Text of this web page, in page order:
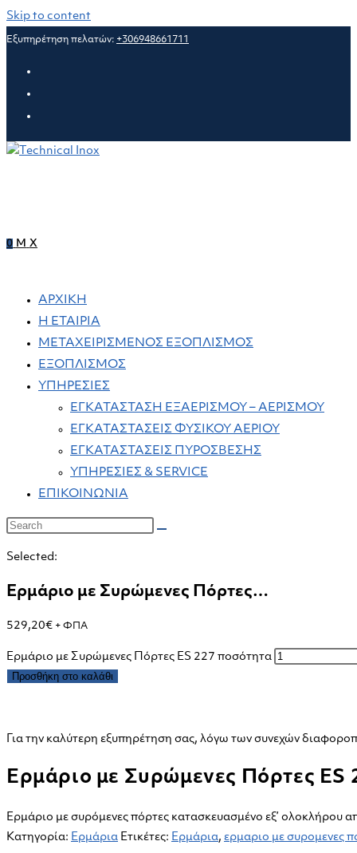
Skip to content
Εξυπηρέτηση πελατών: +306948661711
0 M X
ΑΡΧΙΚΗ
Η ΕΤΑΙΡΙΑ
ΜΕΤΑΧΕΙΡΙΣΜΕΝΟΣ ΕΞΟΠΛΙΣΜΟΣ
ΕΞΟΠΛΙΣΜΟΣ
ΥΠΗΡΕΣΙΕΣ
ΕΓΚΑΤΑΣΤΑΣΗ ΕΞΑΕΡΙΣΜΟΥ – ΑΕΡΙΣΜΟΥ
ΕΓΚΑΤΑΣΤΑΣΕΙΣ ΦΥΣΙΚΟΥ ΑΕΡΙΟΥ
ΕΓΚΑΤΑΣΤΑΣΕΙΣ ΠΥΡΟΣΒΕΣΗΣ
ΥΠΗΡΕΣΙΕΣ & SERVICE
ΕΠΙΚΟΙΝΩΝΙΑ
Selected:
Ερμάριο με Συρώμενες Πόρτες…
529,20€ + ΦΠΑ
Ερμάριο με Συρώμενες Πόρτες ES 227 ποσότητα
Προσθήκη στο καλάθι
Για την καλύτερη εξυπηρέτηση σας, λόγω των συνεχών
Ερμάριο με Συρώμενες Πόρτες ES
Ερμάριο με συρόμενες πόρτες κατασκευασμένο εξ’
Κατηγορία: Ερμάρια Ετικέτες: Ερμάρια, ερμαριο με συρομενες